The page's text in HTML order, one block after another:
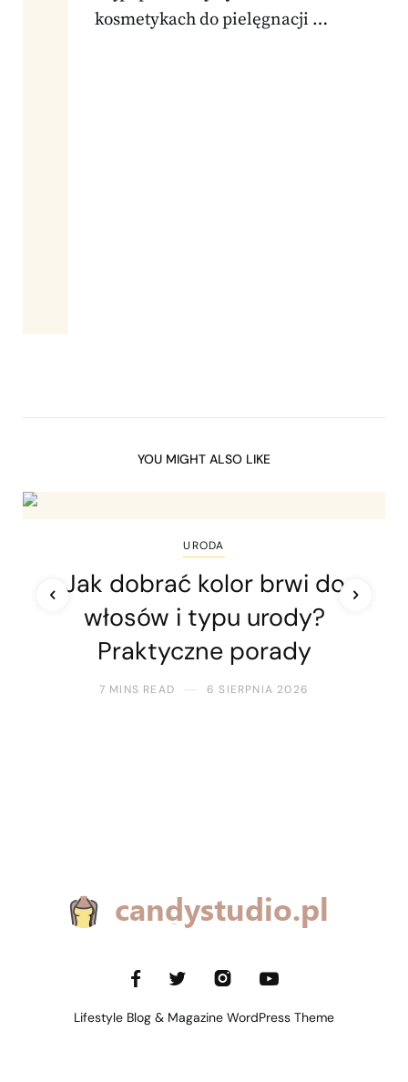
kosmetykach do pielęgnacji …
YOU MIGHT ALSO LIKE
URODA
Jak dobrać kolor brwi do
włosów i typu urody?
Praktyczne porady
7 MINS READ 6 SIERPNIA 2026
Lifestyle Blog & Magazine WordPress Theme